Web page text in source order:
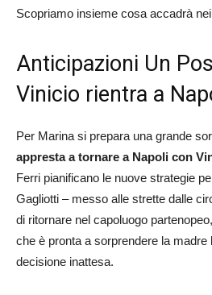
Scopriamo insieme cosa accadrà
Anticipazioni Un
Vinicio rientra a
Per Marina si prepara una grande
appresta a tornare a Napoli con
Ferri pianificano le nuove strategie
Gagliotti – messo alle strette dalle
di ritornare nel capoluogo
che è pronta a sorprendere la madre
decisione inattesa.